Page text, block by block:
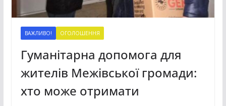
ВАЖЛИВО! ОГОЛОШЕННЯ
Гуманітарна допомога для
жителів Межівської громади:
хто може отримати